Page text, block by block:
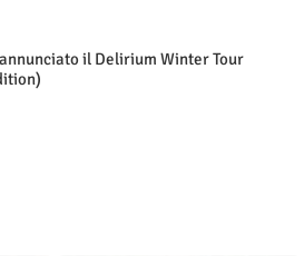
il Delirium Winter Tour